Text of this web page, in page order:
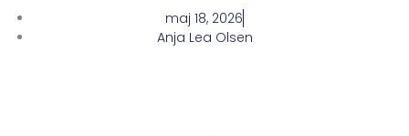
maj 18, 2026
Anja Lea Olsen